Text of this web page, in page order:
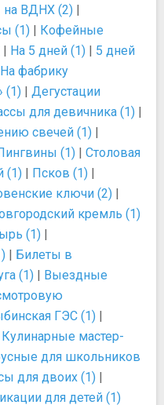
на ВДНХ (2) |
(1) | Кофейные
| На 5 дней (1) | 5 дней
На фабрику
(1) | Дегустации
для девичника (1) |
свечей (1) |
(1) | Столовая
(1) | Псков (1) |
ключи (2) |
кремль (1)
(1) |
| Билеты в
(1) | Выездные
ГЭС (1) |
Кулинарные мастер-
для школьников
для двоих (1) |
для детей (1)